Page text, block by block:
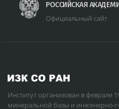
РОССИЙСКАЯ
Официальный сайт
Институт организован в феврале
минеральной базы и инженерно-